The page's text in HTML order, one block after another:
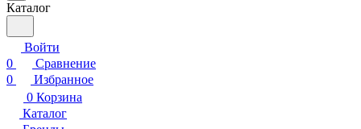
Каталог
Войти
0
Сравнение
0
Избранное
0 Корзина
Каталог